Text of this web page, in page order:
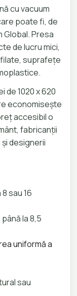
cu vacuum
poate fi, de
Global. Presa
de lucru mici,
suprafețe
1020 x 620
economisește
accesibil o
fabricanții
designerii
sau 16
la 8,5
uniformă a
sau